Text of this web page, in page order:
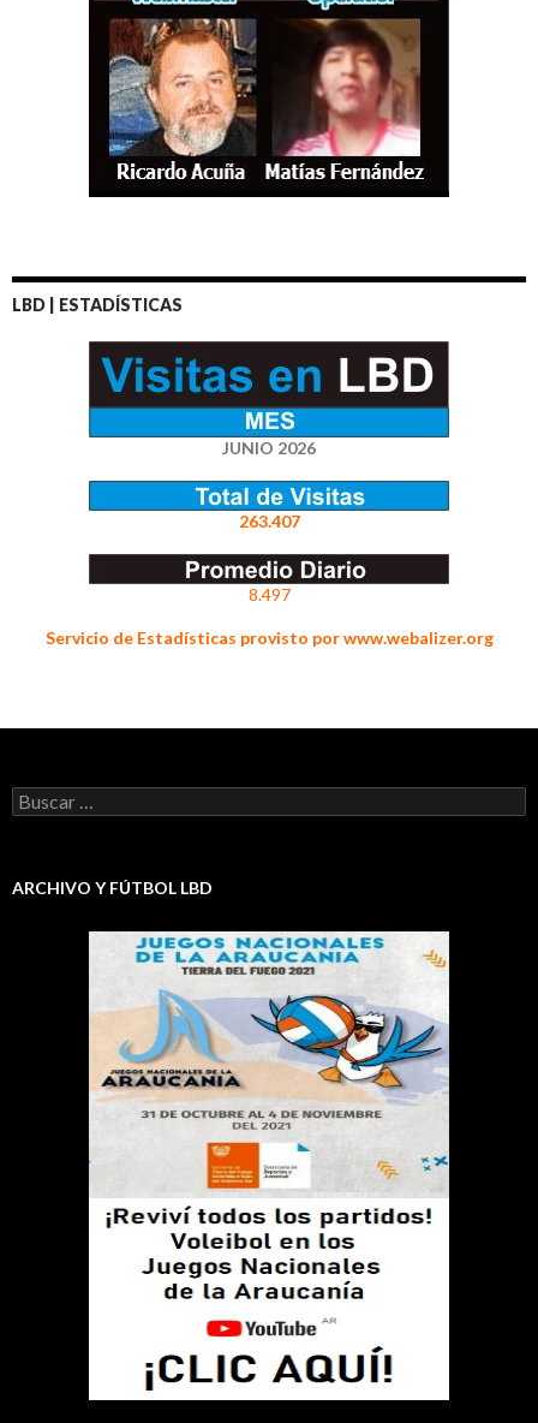
LBD | ESTADÍSTICAS
JUNIO 2026
263.407
8.497
Servicio de Estadísticas provisto por www.webalizer.org
Buscar:
ARCHIVO Y FÚTBOL LBD